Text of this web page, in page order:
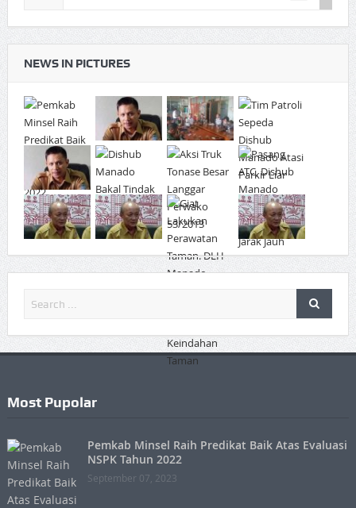
NEWS IN PICTURES
Most Pupolar
Pemkab Minsel Raih Predikat Baik Atas Evaluasi
NSPK Tahun 2022
September 07, 2023